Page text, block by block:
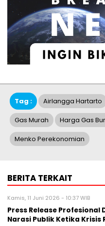
Tag : Airlangga Hartarto
Gas Murah Harga Gas
Menko Perekonomian
BERITA TERKAIT
Kamis, 11 Juni 2026 - 10:37 WIB
Press Release
Narasi Publik Ketika Krisis